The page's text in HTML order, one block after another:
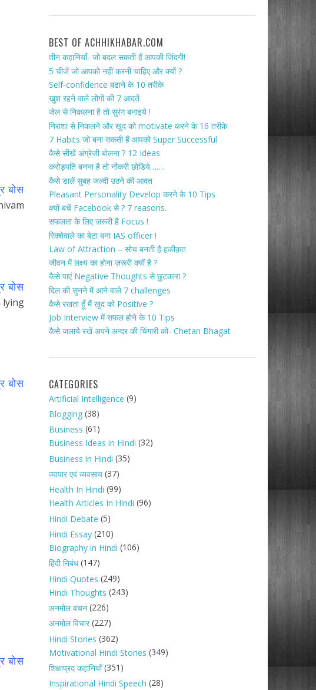
बोस
बोस
lying
बोस
बोस
BEST OF ACHHIKHABAR.COM
तीन कहानियाँ- जो बदल सकती हैं आपकी जिंदगी!
5 चीजें जो आपको नहीं करनी चाहिए और क्यों ?
Self-confidence बढाने के 10 तरीके
खुश रहने वाले लोगों की 7 आदतें
जेल से निकलना है तो सुरंग बनाइये !
निराशा से निकलने और खुद को motivate करने के 16 तरीके
7 Habits जो बना सकती हैं आपको Super Successful
कैसे सीखें अंग्रेजी बोलना ? 12 Ideas
करोड़पति बनना है तो नौकरी छोडिये…….
कैसे डालें सुबह जल्दी उठने की आदत
Pleasant Personality Develop करने के 10 Tips
क्यों बचें Facebook से ? 7 reasons.
सफलता के लिए ज़रूरी है Focus !
रिक्शेवाले का बेटा बना IAS officer !
Law of Attraction – सोच बनती है हकीक़त
जीवन में लक्ष्य का होना ज़रूरी क्यों है ?
कैसे पाएं Negative Thoughts से छुटकारा ?
दिल की सुनने में आने वाले 7 challenges
कैसे रखता हूँ मैं खुद को Positive ?
Job Interview में सफल होने के 10 Tips
कैसे जलाये रखें अपने अन्दर की चिंगारी को- Chetan Bhagat
CATEGORIES
Artificial Intelligence (9)
Blogging(38)
Business (61)
Business Ideas in Hindi (32)
Business in Hindi (35)
व्यापार एवं व्यवसाय(37)
Health In Hindi (99)
Health Articles In Hindi (96)
Hindi Debate (5)
Hindi Essay(210)
Biography in Hindi (106)
हिंदी निबंध(147)
Hindi Quotes (249)
Hindi Thoughts (243)
अनमोल वचन(226)
अनमोल विचार(227)
Hindi Stories (362)
Motivational Hindi Stories (349)
शिक्षाप्रद कहानियाँ(351)
Inspirational Hindi Speech (28)